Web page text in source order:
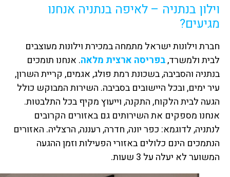
וילון בנתניה – לאיפה בנתניה אנחנו
מגיעים?
חברת וילונות ישראל מתמחה במכירת וילונות מעוצבים
לבית ולמשרד,בפריסה ארצית מלאה. אנחנו תומכים
בנתניה והסביבה, בשכונת רמת פולג, אגמים, קריית השרון,
עיר ימים, ובכל היישובים בסביבה. השירות המבוקש כולל
הגעה לבית הלקוח, התקנה, וייעוץ מקיף בכל התלבטות.
אנחנו מספקים את השירותים גם באזורים הקרובים
לנתניה, לדוגמא: כפר יונה, חדרה, רעננה, הרצליה. האזורים
הנתמכים הינם כלולים באזורי הפעילות וזמן ההגעה
המשוער לא יעלה על 3 שעות.